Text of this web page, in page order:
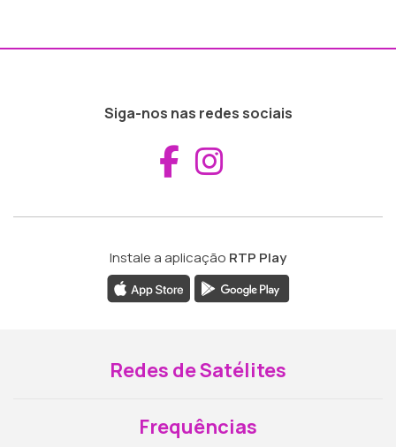
Siga-nos nas redes sociais
Aceder ao
Instale a aplicação RTP Play
Redes de Satélites
Frequências